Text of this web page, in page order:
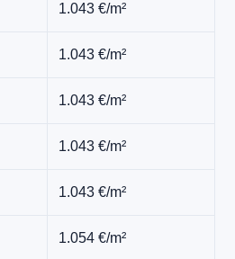
1.043 €/m²
1.043 €/m²
1.043 €/m²
1.043 €/m²
1.043 €/m²
1.054 €/m²